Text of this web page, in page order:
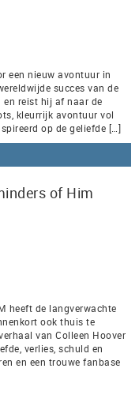
een nieuw avontuur in
succes van de
reist hij af naar de
kleurrijk avontuur vol
op de geliefde […]
of Him
heeft de langverwachte
ook thuis te
van Colleen Hoover
verlies, schuld en
en een trouwe fanbase